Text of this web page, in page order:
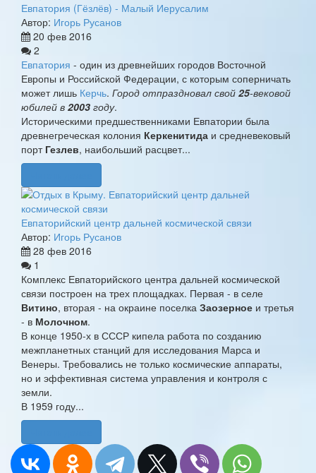
Евпатория (Гёзлёв) - Малый Иерусалим
Автор: Игорь Русанов
20 фев 2016
2
Евпатория - один из древнейших городов Восточной
Европы и Российской Федерации, с которым соперничать
может лишь Керчь. Город отпраздновал свой 25-вековой
юбилей в 2003 году.
Историческими предшественниками Евпатории была
древнегреческая колония Керкенитида и средневековый
порт Гезлев, наибольший расцвет...
Евпаторийский центр дальней космической связи
Автор: Игорь Русанов
28 фев 2016
1
Комплекс Евпаторийского центра дальней космической
связи построен на трех площадках. Первая - в селе
Витино, вторая - на окраине поселка Заозерное и третья
- в Молочном.
В конце 1950-х в СССР кипела работа по созданию
межпланетных станций для исследования Марса и
Венеры. Требовались не только космические аппараты,
но и эффективная система управления и контроля с
земли.
В 1959 году...